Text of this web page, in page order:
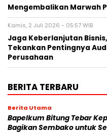
Mengembalikan Marwah
Kamis, 2 Juli 2026 - 05:57 WIB
Jaga Keberlanjutan
Tekankan Pentingnya
Perusahaan
BERITA TERBARU
Berita Utama
Bapelkum Bitung Tebar
Bagikan Sembako untuk